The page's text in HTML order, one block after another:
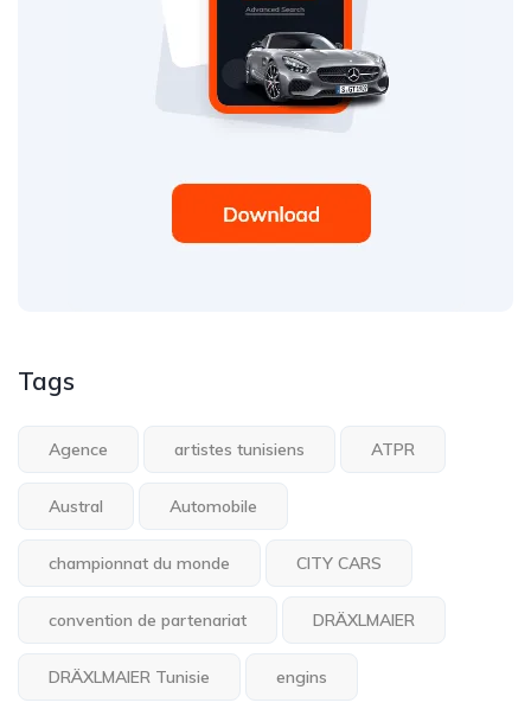
Tags
Agence artistes tunisiens ATPR
Austral Automobile
championnat du monde CITY CARS
convention de partenariat DRÄXLMAIER
DRÄXLMAIER Tunisie engins